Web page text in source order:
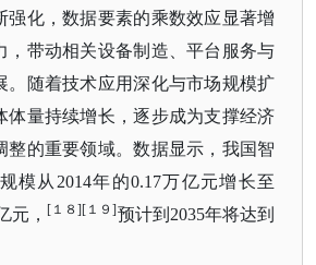
强化，数据要素的乘数效应显著增
，带动相关设备制造、平台服务与
。随着技术应用深化与市场规模扩
体量持续增长，逐步成为支撑经济
整的重要领域。数据显示，我国智
模从 2014年的0.17万亿元增长至
元， [１８][１９]预计到 2035年将达到